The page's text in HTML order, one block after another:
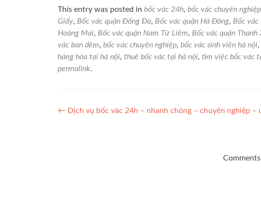
This entry was posted in bốc vác 24h, bốc vác chuyên nghiệp
Giấy, Bốc vác quận Đống Đa, Bốc vác quận Hà Đông, Bốc vác
Hoàng Mai, Bốc vác quận Nam Từ Liêm, Bốc vác quận Thanh
vác ban đêm, bốc vác chuyên nghiệp, bốc vác sinh viên hà nội,
hàng hóa tại hà nội, thuê bốc vác tại hà nội, tìm việc bốc vác
permalink.
Điều
← Dịch vụ bốc vác 24h – nhanh chóng – chuyên nghiệp –